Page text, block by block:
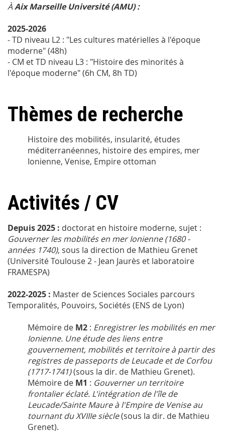
ÀAix Marseille Université (AMU) :
2025-2026
- TD niveau L2 : "Les cultures matérielles à l'époque
moderne" (48h)
- CM et TD niveau L3 : "Histoire des minorités à
l'époque moderne" (6h CM, 8h TD)
Thèmes de recherche
Histoire des mobilités, insularité, études
méditerranéennes, histoire des empires, mer
Ionienne, Venise, Empire ottoman
Activités / CV
Depuis 2025 : doctorat en histoire moderne, sujet :
Gouverner les mobilités en mer Ionienne (1680 -
années 1740), sous la direction de Mathieu Grenet
(Université Toulouse 2 - Jean Jaurès et laboratoire
FRAMESPA)
2022-2025 : Master de Sciences Sociales parcours
Temporalités, Pouvoirs, Sociétés (ENS de Lyon)
Mémoire de M2 : Enregistrer les mobilités en mer
Ionienne. Une étude des liens entre
gouvernement, mobilités et territoire à partir des
registres de passeports de Leucade et de Corfou
(1717-1741)(sous la dir. de Mathieu Grenet).
Mémoire de M1 : Gouverner un territoire
frontalier éclaté. L'intégration de l'île de
Leucade/Sainte Maure à l'Empire de Venise au
tournant du XVIIIe siècle(sous la dir. de Mathieu
Grenet).